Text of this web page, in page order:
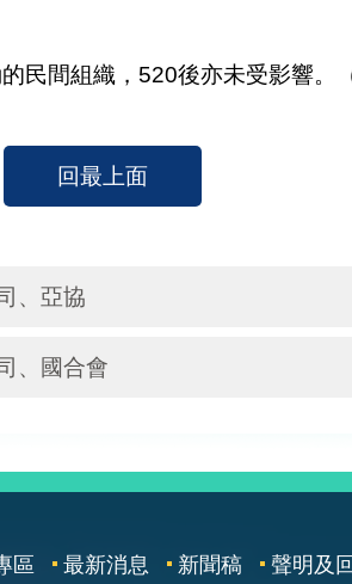
民間組織，520後亦未受影響。（
回最上面
、亞協
、國合會
區 最新消息 新聞稿 聲明及